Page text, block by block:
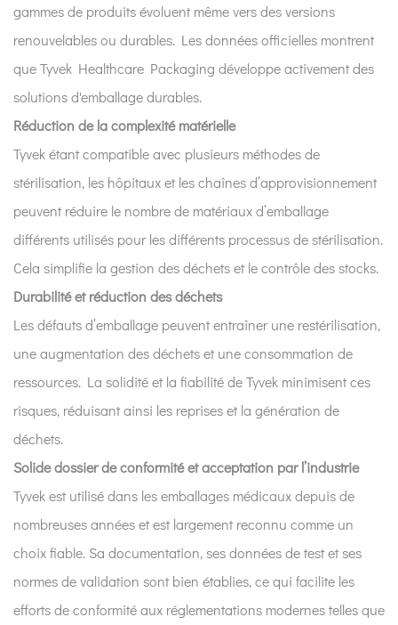
gammes de produits évoluent même vers des versions
renouvelables ou durables. Les données officielles montrent
que Tyvek Healthcare Packaging développe activement des
solutions d'emballage durables.
Réduction de la complexité matérielle
Tyvek étant compatible avec plusieurs méthodes de
stérilisation, les hôpitaux et les chaînes d’approvisionnement
peuvent réduire le nombre de matériaux d’emballage
différents utilisés pour les différents processus de stérilisation.
Cela simplifie la gestion des déchets et le contrôle des stocks.
Durabilité et réduction des déchets
Les défauts d’emballage peuvent entraîner une restérilisation,
une augmentation des déchets et une consommation de
ressources. La solidité et la fiabilité de Tyvek minimisent ces
risques, réduisant ainsi les reprises et la génération de
déchets.
Solide dossier de conformité et acceptation par l’industrie
Tyvek est utilisé dans les emballages médicaux depuis de
nombreuses années et est largement reconnu comme un
choix fiable. Sa documentation, ses données de test et ses
normes de validation sont bien établies, ce qui facilite les
efforts de conformité aux réglementations modernes telles que